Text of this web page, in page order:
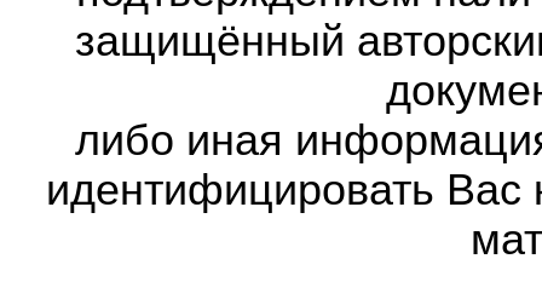
защищённый
либо иная
идентифицировать Вас